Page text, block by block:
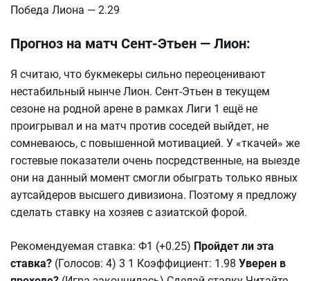
Победа Лиона — 2.29
Прогноз на матч Сент-Этьен — Лион:
Я считаю, что букмекеры сильно переоценивают
нестабильный нынче Лион. Сент-Этьен в текущем
сезоне на родной арене в рамках Лиги 1 ещё не
проигрывал и на матч против соседей выйдет, не
сомневаюсь, с повышенной мотивацией. У «ткачей» же
гостевые показатели очень посредственные, на выезде
они на данный момент смогли обыграть только явных
аутсайдеров высшего дивизиона. Поэтому я предложу
сделать ставку на хозяев с азиатской форой.
Рекомендуемая ставка: Ф1 (+0.25) Пройдет ли эта
ставка? (Голосов: 4) 3 1 Коэффициент: 1.98 Уверен в